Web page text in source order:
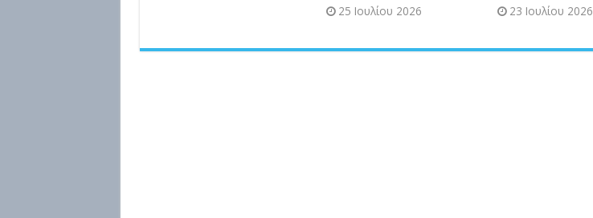
25 Ιουλίου 2026 23 Ιουλίου 2026